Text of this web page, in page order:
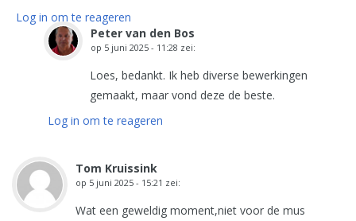
Log in om te reageren
Peter van den Bos
op 5 juni 2025 - 11:28 zei:
Loes, bedankt. Ik heb diverse bewerkingen
gemaakt, maar vond deze de beste.
Log in om te reageren
Tom Kruissink
op 5 juni 2025 - 15:21 zei:
Wat een geweldig moment,niet voor de mus